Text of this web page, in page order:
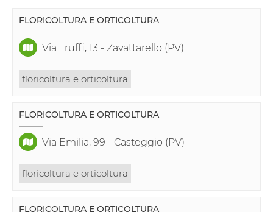
FLORICOLTURA E ORTICOLTURA
Via Truffi, 13 - Zavattarello (PV)
floricoltura e orticoltura
FLORICOLTURA E ORTICOLTURA
Via Emilia, 99 - Casteggio (PV)
floricoltura e orticoltura
FLORICOLTURA E ORTICOLTURA